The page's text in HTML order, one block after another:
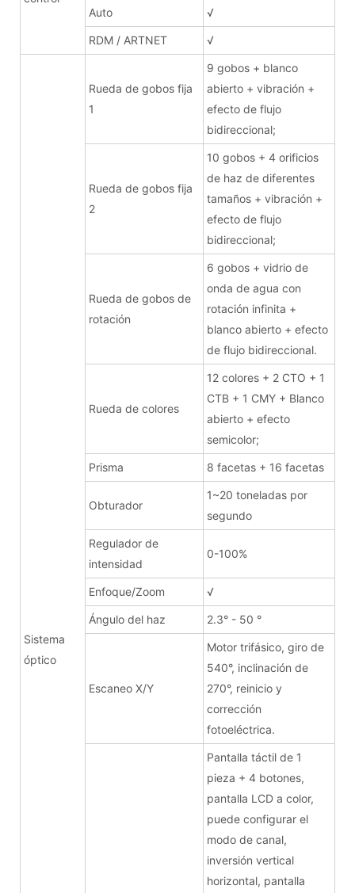
Auto
√
RDM / ARTNET √
Sistema
óptico
Rueda de gobos fija
1
9 gobos + blanco
abierto + vibración +
efecto de flujo
bidireccional;
Rueda de gobos fija
2
10 gobos + 4 orificios
de haz de diferentes
tamaños + vibración +
efecto de flujo
bidireccional;
Rueda de gobos de
rotación
6 gobos + vidrio de
onda de agua con
rotación infinita +
blanco abierto + efecto
de flujo bidireccional.
Rueda de colores
12 colores + 2 CTO + 1
CTB + 1 CMY + Blanco
abierto + efecto
semicolor;
Prisma 8 facetas + 16 facetas
Obturador
1~20 toneladas por
segundo
Regulador de
intensidad
0-100%
Enfoque/Zoom √
Ángulo del haz 2.3° - 50 °
Escaneo X/Y
Motor trifásico, giro de
540°, inclinación de
270°, reinicio y
corrección
fotoeléctrica.
Pantalla táctil de 1
pieza + 4 botones,
pantalla LCD a color,
puede configurar el
modo de canal,
inversión vertical
horizontal, pantalla